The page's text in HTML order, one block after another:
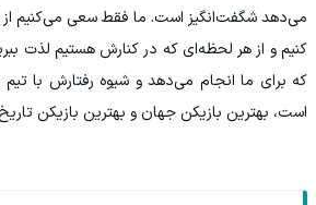
می‌دهد شگفت‌انگیز است. ما فقط سعی می‌کنیم از
کنیم و از هر لحظه‌ای که در کنارش هستیم لذت
که برای ما انجام می‌دهد و شیوه رفتارش با تیم
است، بهترین بازیکن جهان و بهترین بازیکن